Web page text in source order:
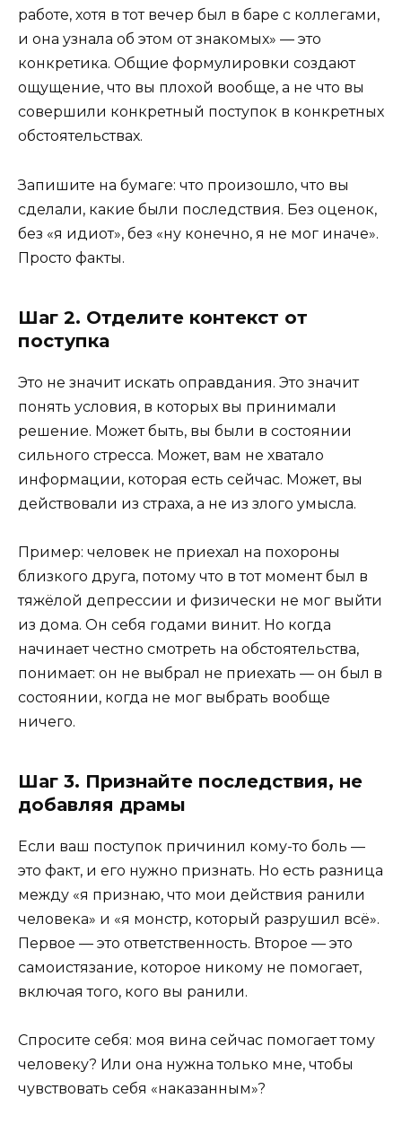
работе, хотя в тот вечер был в баре с коллегами,
и она узнала об этом от знакомых» — это
конкретика. Общие формулировки создают
ощущение, что вы плохой вообще, а не что вы
совершили конкретный поступок в конкретных
обстоятельствах.
Запишите на бумаге: что произошло, что вы
сделали, какие были последствия. Без оценок,
без «я идиот», без «ну конечно, я не мог иначе».
Просто факты.
Шаг 2. Отделите контекст от
поступка
Это не значит искать оправдания. Это значит
понять условия, в которых вы принимали
решение. Может быть, вы были в состоянии
сильного стресса. Может, вам не хватало
информации, которая есть сейчас. Может, вы
действовали из страха, а не из злого умысла.
Пример: человек не приехал на похороны
близкого друга, потому что в тот момент был в
тяжёлой депрессии и физически не мог выйти
из дома. Он себя годами винит. Но когда
начинает честно смотреть на обстоятельства,
понимает: он не выбрал не приехать — он был в
состоянии, когда не мог выбрать вообще
ничего.
Шаг 3. Признайте последствия, не
добавляя драмы
Если ваш поступок причинил кому-то боль —
это факт, и его нужно признать. Но есть разница
между «я признаю, что мои действия ранили
человека» и «я монстр, который разрушил всё».
Первое — это ответственность. Второе — это
самоистязание, которое никому не помогает,
включая того, кого вы ранили.
Спросите себя: моя вина сейчас помогает тому
человеку? Или она нужна только мне, чтобы
чувствовать себя «наказанным»?